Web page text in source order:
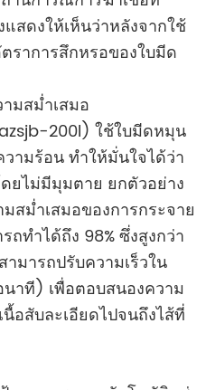
ดงให้เห็นว่าหลังจากใช้
ราการสึกหรอของใบมีด
มสม่ำเสมอ
200l) ใช้ใบมีดหมุน
ามร้อน ทำให้มั่นใจได้ว่า
ยไม่มีมุมตาย ยกตัวอย่าง
สม่ำเสมอของการกระจาย
ทำได้ถึง 98% ซึ่งสูงกว่า
ามารถปรับความเร็วใน
าที) เพื่อตอบสนองความ
อสับละเอียดไปจนถึงไส้ที่